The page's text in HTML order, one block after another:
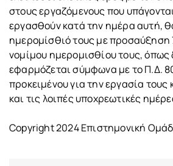
στους εργαζόμενους που
εργασθούν κατά την ημέρα αυτή,
ημερομίσθιό τους με προσαύξηση
νομίμου ημερομισθίου τους, όπως
εφαρμόζεται σύμφωνα με το Π.Δ.
προκειμένου για την εργασία τους
και τις λοιπές υποχρεωτικές
Copyright 2024 Επιστημονική